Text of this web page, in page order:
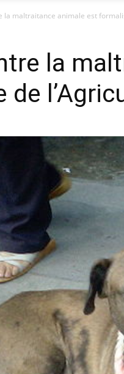
la maltraitance animale est
la
de